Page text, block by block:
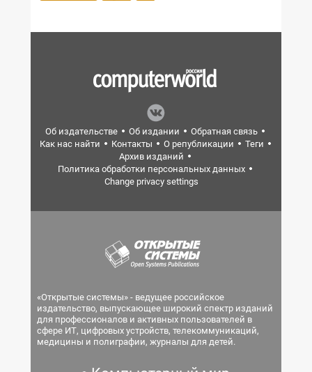
Об издательстве Об издании
Обратная связь
Как нас найти
Контакты О републикации
Теги
Архив изданий
Политика обработки персональных данных
Change privacy settings
«Открытые системы» - ведущее российское
издательство, выпускающее широкий спектр изданий
для профессионалов и активных пользователей в
сфере ИТ, цифровых устройств, телекоммуникаций,
медицины и полиграфии, журналы для детей.